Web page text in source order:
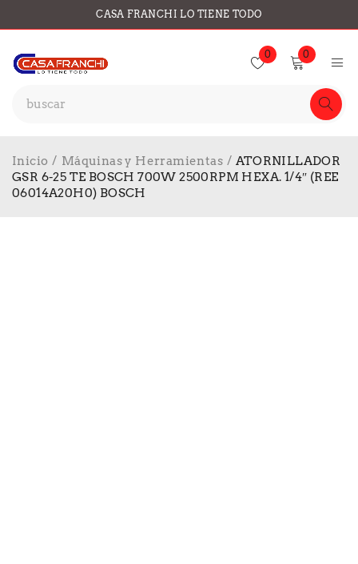
CASA FRANCHI LO TIENE TODO
0 0
Inicio / Máquinas y Herramientas / ATORNILLADOR
GSR 6-25 TE BOSCH 700W 2500RPM HEXA. 1/4″ (REE
06014A20H0) BOSCH